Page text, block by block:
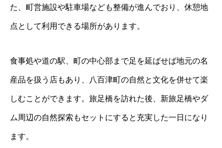
た、町営施設や駐車場なども整備が進んでおり、休憩地
点として利用できる場所があります。
食事処や道の駅、町の中心部まで足を延ばせば地元の名
産品を扱う店もあり、八百津町の自然と文化を併せて楽
しむことができます。旅足橋を訪れた後、新旅足橋やダ
ム周辺の自然探索もセットにすると充実した一日になり
ます。